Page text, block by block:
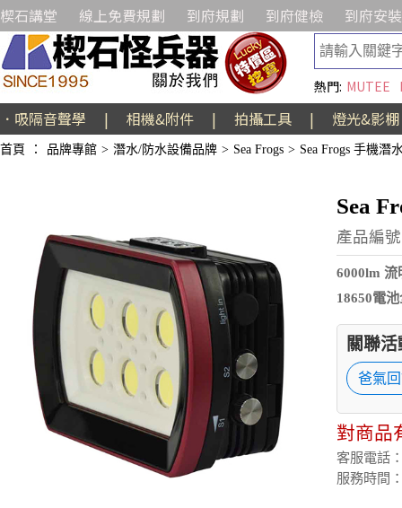
楔石講堂 線上免費規劃 到府規劃 到府健檢 到府安裝
熱門: MUTEE
．吸隔音聲學 | 相機&附件 | 拍攝工具 | 燈光&影棚
首頁 ： 品牌專館 > 潛水/防水設備品牌 > Sea Frogs > Sea Frogs 手機潛
Sea
產品編
6000lm 流
18650電
關聯
爸氣
對商品
客服電話
服務時間